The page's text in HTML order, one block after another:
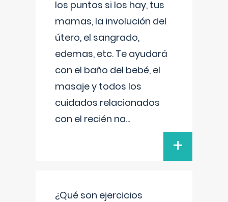
los puntos si los hay, tus
mamas, la involución del
útero, el sangrado,
edemas, etc. Te ayudará
con el baño del bebé, el
masaje y todos los
cuidados relacionados
con el recién na...
+
¿Qué son ejercicios